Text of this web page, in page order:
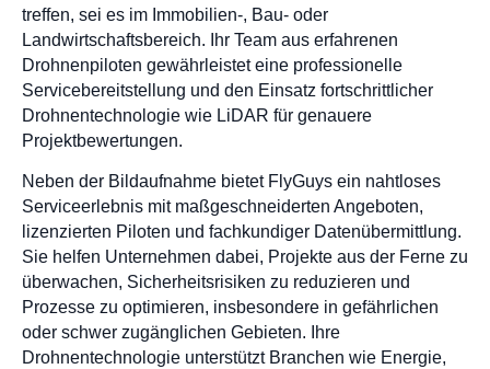
treffen, sei es im Immobilien-, Bau- oder
Landwirtschaftsbereich. Ihr Team aus erfahrenen
Drohnenpiloten gewährleistet eine professionelle
Servicebereitstellung und den Einsatz fortschrittlicher
Drohnentechnologie wie LiDAR für genauere
Projektbewertungen.
Neben der Bildaufnahme bietet FlyGuys ein nahtloses
Serviceerlebnis mit maßgeschneiderten Angeboten,
lizenzierten Piloten und fachkundiger Datenübermittlung.
Sie helfen Unternehmen dabei, Projekte aus der Ferne zu
überwachen, Sicherheitsrisiken zu reduzieren und
Prozesse zu optimieren, insbesondere in gefährlichen
oder schwer zugänglichen Gebieten. Ihre
Drohnentechnologie unterstützt Branchen wie Energie,